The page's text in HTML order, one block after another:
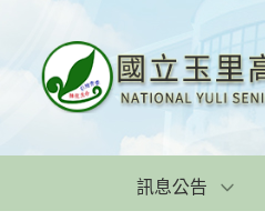
訊息公告